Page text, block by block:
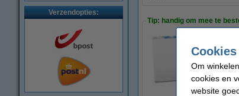
Verzendopties:
Tip: handig om mee te
123inkt
€ 27,50
Om
cookies en
website